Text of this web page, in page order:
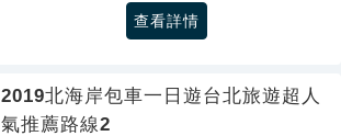
查看詳情
2019北海岸包車一日遊台北旅遊超人
氣推薦路線2